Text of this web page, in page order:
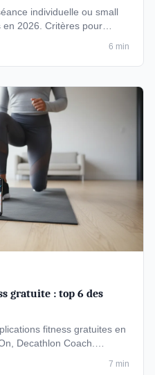
individuelle ou small
2026. Critères pour
6 min
gratuite : top 6 des
fitness gratuites en
Decathlon Coach.
7 min